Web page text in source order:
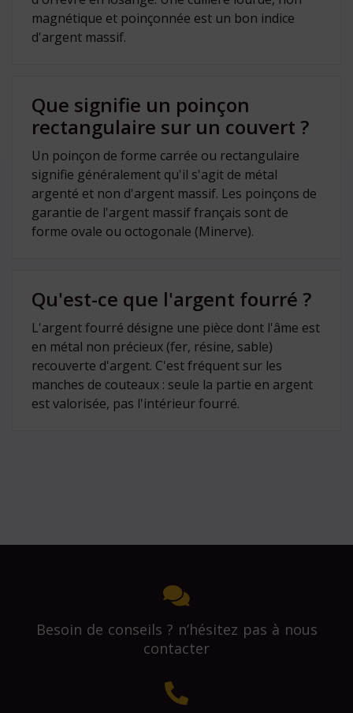
magnétique et poinçonnée est un bon indice
d'argent massif.
Que signifie un poinçon
rectangulaire sur un couvert ?
Un poinçon de forme carrée ou rectangulaire
signifie généralement qu'il s'agit de métal
argenté et non d'argent massif. Les poinçons de
garantie de l'argent massif français sont de
forme ovale ou octogonale (Minerve).
Qu'est-ce que l'argent fourré ?
L'argent fourré désigne une pièce dont l'âme est
en métal non précieux (fer, résine, sable)
recouverte d'argent. C'est fréquent sur les
manches de couteaux : seule la partie en argent
est valorisée, pas l'intérieur fourré.
Besoin de conseils ? n’hésitez pas à nous
contacter